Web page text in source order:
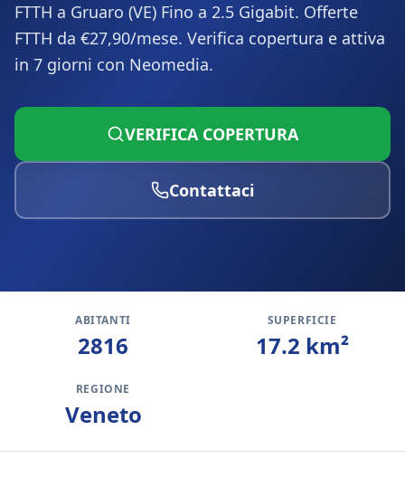
FTTH a Gruaro (VE) Fino a 2.5 Gigabit. Offerte
FTTH da €27,90/mese. Verifica copertura e attiva
in 7 giorni con Neomedia.
VERIFICA COPERTURA
Contattaci
ABITANTI
2816
SUPERFICIE
17.2 km²
REGIONE
Veneto